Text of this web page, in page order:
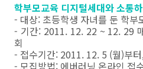
학부모교육 디지털세대와 소통
- 대상: 초등학생 자녀를 둔 학부
- 기간: 2011. 12. 22 ~ 12. 29
회
- 접수기간: 2011. 12. 5 (월)부
- 모집방법: 에버러닝 온라인 접